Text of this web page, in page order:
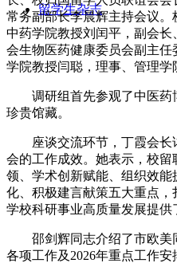
留学生杂志
常务副部长李晨辉主持会议。
中药学院教授刘闰平，副会
会生物医药健康委员会副主
学院教授闫聪，理事、管理学
调研组首先参观了中医药
珍贵馆藏。
座谈交流环节，丁霞会长
会的工作成效。她表示，校留
领、学术创新赋能、组织效
化、积极建言献策五大重点
学校科研事业高质量发展提供
邵剑辉同志介绍了市欧美
各项工作及2026年重点工作